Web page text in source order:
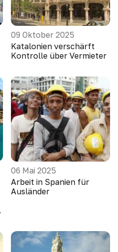
09 Oktober 2025
Katalonien verschärft
Kontrolle über Vermieter
06 Mai 2025
Arbeit in Spanien für
Ausländer